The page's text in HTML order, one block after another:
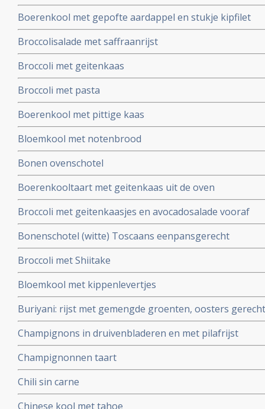
Boerenkool met gepofte aardappel en stukje kipfilet
Broccolisalade met saffraanrijst
Broccoli met geitenkaas
Broccoli met pasta
Boerenkool met pittige kaas
Bloemkool met notenbrood
Bonen ovenschotel
Boerenkooltaart met geitenkaas uit de oven
Broccoli met geitenkaasjes en avocadosalade vooraf
Bonenschotel (witte) Toscaans eenpansgerecht
Broccoli met Shiitake
Bloemkool met kippenlevertjes
Buriyani: rijst met gemengde groenten, oosters gerecht
Champignons in druivenbladeren en met pilafrijst
Champignonnen taart
Chili sin carne
Chinese kool met tahoe